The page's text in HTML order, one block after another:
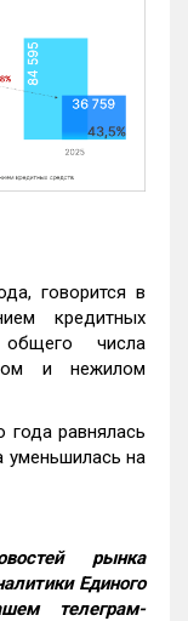
говорится в
кредитных
числа
и нежилом
равнялась
уменьшилась на
рынка
Единого
телеграм-